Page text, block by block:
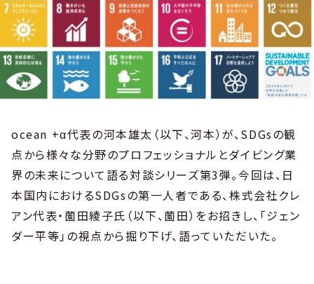
ocean +α代表の河本雄太（以下、河本）が、SDGsの観
点から様々な分野のプロフェッショナルとダイビング業
界の未来について語る対談シリーズ第3弾。今回は、日
本国内におけるSDGsの第一人者である、株式会社クレ
アン代表・薗田綾子氏（以下、薗田）をお招きし、「ジェン
ダー平等」の視点から掘り下げ、語っていただいた。